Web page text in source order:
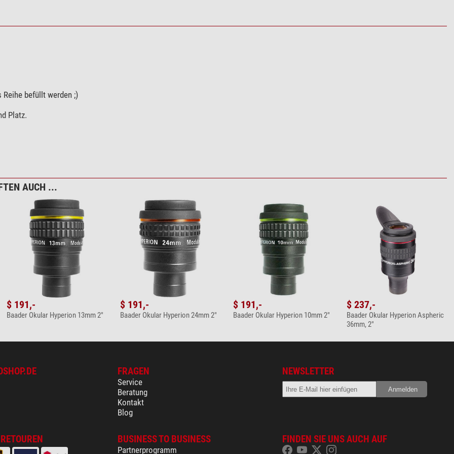
befüllt werden ;)
Platz.
bereits den zweiten Koffer um sämtliche Hyperions darin zu verstauen. Ich kann den Koffer nur empfehlen wenn man
Okulare gut angepasst sind. Da die Hyperions ja nicht alle die selbe Größe haben und der Koffer durch individuelle kleine
kann, kann jeder seine individuelle Sortierung vornehmen. Einziges Manko aus meiner Sicht, dass der Platz nicht für alle zur
aber noch zwei weitere Okulare gibt benötigt man dann einen zweiten Koffer.
Bitte wenden Sie sich hierzu an unseren Kundenservice!
AUCH ...
$ 191,-
Baader Okular Hyperion 13mm 2"
$ 191,-
Baader Okular Hyperion 24mm 2"
$ 191,-
Baader Okular Hyperion 10mm 2"
$ 237,-
Baader Okular Hyperion Aspheric
36mm, 2"
FRAGEN
Service
Beratung
Kontakt
Blog
NEWSLETTER
BUSINESS TO BUSINESS
Partnerprogramm
FINDEN SIE UNS AUCH AUF